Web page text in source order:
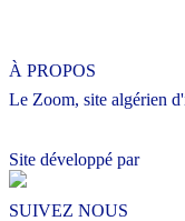
À PROPOS
Le Zoom, site algérien
Site développé par
SUIVEZ NOUS